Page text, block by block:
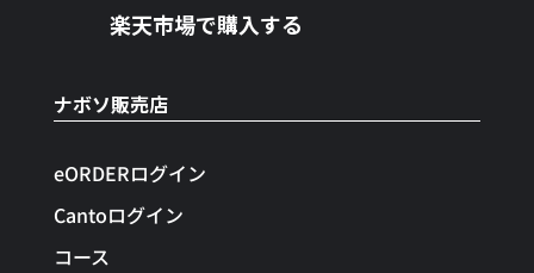
楽天市場で購入する
ナボソ販売店
eORDERログイン
Cantoログイン
コース